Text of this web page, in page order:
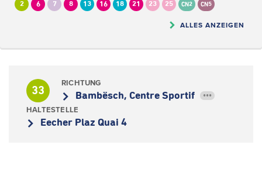
2 6 7 8 13 16 18 21 23 25 CN2 CN5
ALLES ANZEIGEN
33
RICHTUNG
Bambësch, Centre Sportif •••
HALTESTELLE
Eecher Plaz Quai 4